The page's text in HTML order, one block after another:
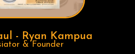
- Ryan Kampua
& Founder